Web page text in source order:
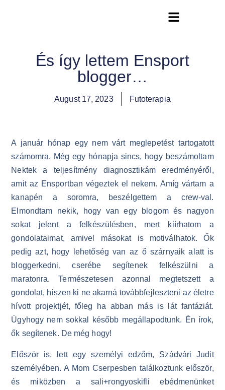
És így lettem Ensport
blogger…
August 17, 2023 Futoterapia
A január hónap egy nem várt meglepetést tartogatott
számomra. Még egy hónapja sincs, hogy beszámoltam
Nektek a teljesítmény diagnosztikám eredményéről,
amit az Ensportban végeztek el nekem. Amíg vártam a
kanapén a soromra, beszélgettem a crew-val.
Elmondtam nekik, hogy van egy blogom és nagyon
sokat jelent a felkészülésben, mert kiírhatom a
gondolataimat, amivel másokat is motiválhatok. Ők
pedig azt, hogy lehetőség van az ő szárnyaik alatt is
bloggerkedni, cserébe segítenek felkészülni a
maratonra. Természetesen azonnal megtetszett a
gondolat, hiszen ki ne akarná továbbfejleszteni az életre
hívott projektjét, főleg ha abban más is lát fantáziát.
Úgyhogy nem sokkal később megállapodtunk. Én írok,
ők segítenek. De még hogy!
Először is, lett egy személyi edzőm, Szádvári Judit
személyében. A Mom Cserpesben találkoztunk először,
és miközben a sali+rongyoskifli ebédmenünket